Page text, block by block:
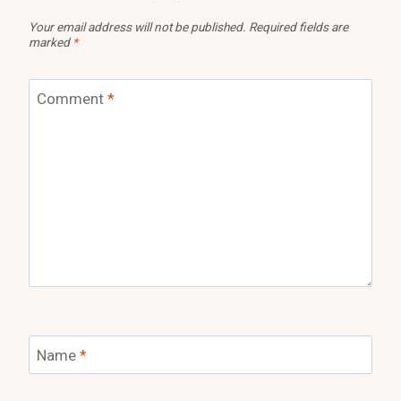
Your email address will not be published. Required fields are
marked *
Comment *
Name *